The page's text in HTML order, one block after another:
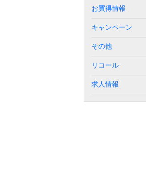
お買得情報
キャンペーン
その他
リコール
求人情報